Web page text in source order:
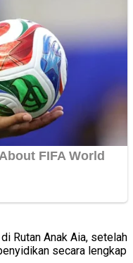
Rutan Anak Aia, setelah
secara lengkap